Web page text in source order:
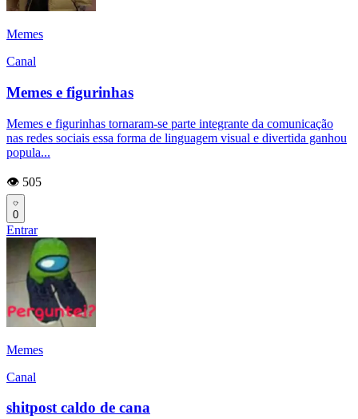
Memes
Canal
Memes e figurinhas
Memes e figurinhas tornaram-se parte integrante da comunicação
nas redes sociais essa forma de linguagem visual e divertida ganhou
popula...
👁️ 505
0
Entrar
Memes
Canal
shitpost caldo de cana